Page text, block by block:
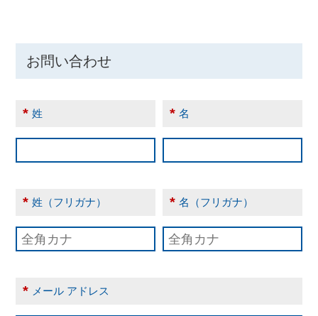
お問い合わせ
* 姓 * 名
* 姓（フリガナ） * 名（フリガナ）
* メール アドレス